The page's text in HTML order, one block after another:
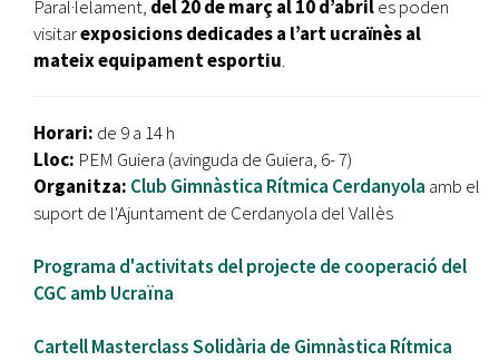
Paral·lelament, del 20 de març al 10 d’abriles poden
visitarexposicions dedicades a l’art ucraïnès al
mateix equipament esportiu.
Horari: de 9 a 14 h
Lloc: PEM Guiera (avinguda de Guiera, 6- 7)
Organitza: Club Gimnàstica Rítmica Cerdanyola amb el
suport de l'Ajuntament de Cerdanyola del Vallès
Programa d'activitats del projecte de cooperació del
CGC amb Ucraïna
Cartell Masterclass Solidària de Gimnàstica Rítmica